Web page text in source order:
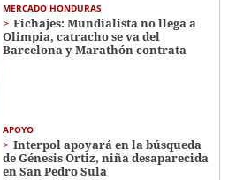
MERCADO HONDURAS
Fichajes: Mundialista no llega a
Olimpia, catracho se va del
Barcelona y Marathón contrata
APOYO
Interpol apoyará en la búsqueda
de Génesis Ortiz, niña desaparecida
en San Pedro Sula